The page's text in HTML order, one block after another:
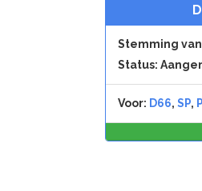
Stemming
Status:
Voor: D66, SP,